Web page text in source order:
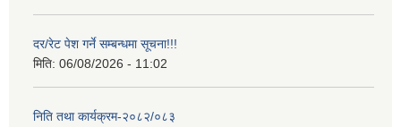
दर/रेट पेश गर्ने सम्बन्धमा सूचना!!!
मिति: 06/08/2026 - 11:02
निति तथा कार्यक्रम-२०८२/०८३